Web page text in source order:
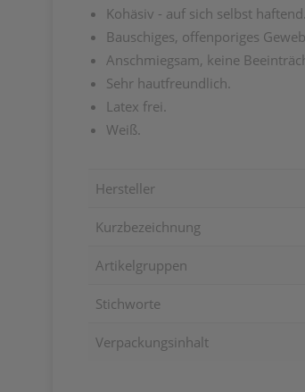
Kohäsiv - auf sich selbst haftend.
Bauschiges, offenporiges
Anschmiegsam, keine
Sehr hautfreundlich.
Latex frei.
Weiß.
Hersteller
Kurzbezeichnung
Artikelgruppen
Stichworte
Verpackungsinhalt